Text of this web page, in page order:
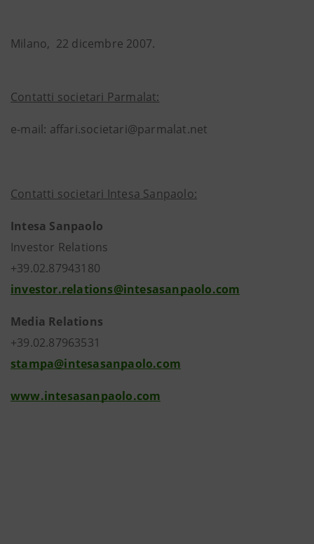
Milano, 22 dicembre 2007.
Contatti societari Parmalat:
e-mail: affari.societari@parmalat.net
Contatti societari Intesa Sanpaolo:
Intesa Sanpaolo
Investor Relations
+39.02.87943180
investor.relations@intesasanpaolo.com
Media Relations
+39.02.87963531
stampa@intesasanpaolo.com
www.intesasanpaolo.com